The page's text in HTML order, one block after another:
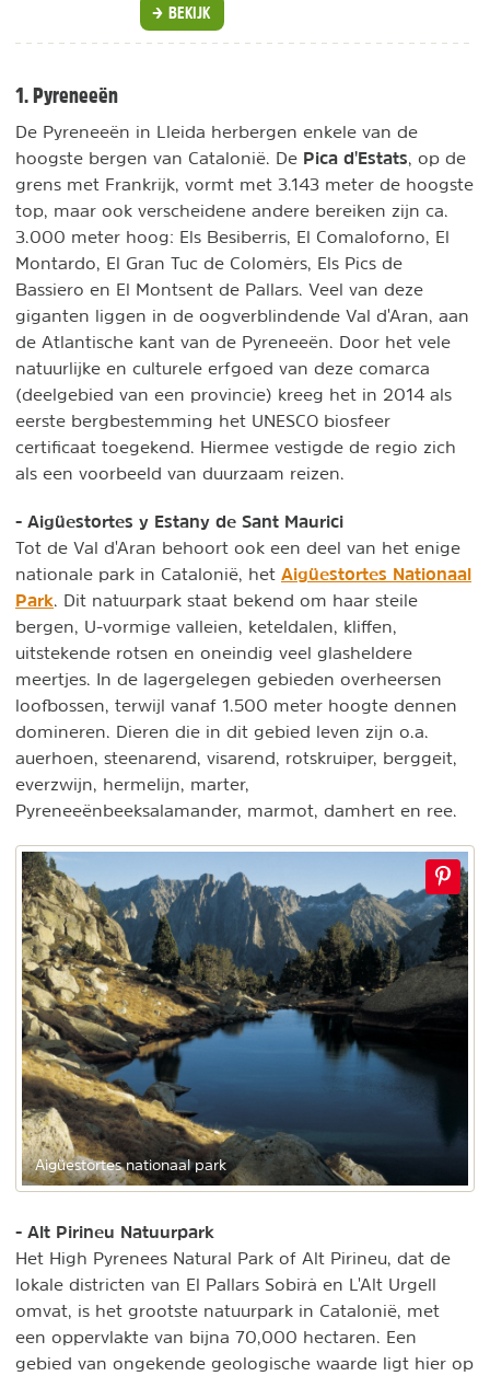
BEKIJK
1. Pyreneeën
De Pyreneeën in Lleida herbergen enkele van de
hoogste bergen van Catalonië. De Pica d'Estats, op de
grens met Frankrijk, vormt met 3.143 meter de hoogste
top, maar ook verscheidene andere bereiken zijn ca.
3.000 meter hoog: Els Besiberris, El Comaloforno, El
Montardo, El Gran Tuc de Colomèrs, Els Pics de
Bassiero en El Montsent de Pallars. Veel van deze
giganten liggen in de oogverblindende Val d'Aran, aan
de Atlantische kant van de Pyreneeën. Door het vele
natuurlijke en culturele erfgoed van deze comarca
(deelgebied van een provincie) kreeg het in 2014 als
eerste bergbestemming het UNESCO biosfeer
certificaat toegekend. Hiermee vestigde de regio zich
als een voorbeeld van duurzaam reizen.
- Aigüestortes y Estany de Sant Maurici
Tot de Val d'Aran behoort ook een deel van het enige
nationale park in Catalonië, het Aigüestortes Nationaal
Park. Dit natuurpark staat bekend om haar steile
bergen, U-vormige valleien, keteldalen, kliffen,
uitstekende rotsen en oneindig veel glasheldere
meertjes. In de lagergelegen gebieden overheersen
loofbossen, terwijl vanaf 1.500 meter hoogte dennen
domineren. Dieren die in dit gebied leven zijn o.a.
auerhoen, steenarend, visarend, rotskruiper, berggeit,
everzwijn, hermelijn, marter,
Pyreneeënbeeksalamander, marmot, damhert en ree.
Aigüestortes nationaal park
- Alt Pirineu Natuurpark
Het High Pyrenees Natural Park of Alt Pirineu, dat de
lokale districten van El Pallars Sobirà en L'Alt Urgell
omvat, is het grootste natuurpark in Catalonië, met
een oppervlakte van bijna 70,000 hectaren. Een
gebied van ongekende geologische waarde ligt hier op